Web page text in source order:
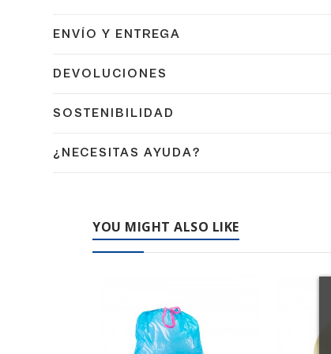
ENVÍO Y ENTREGA
DEVOLUCIONES
días naturales.
SOSTENIBILIDAD
medio ambiente.
¿NECESITAS AYUDA?
YOU MIGHT ALSO LIKE